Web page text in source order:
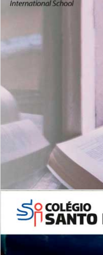
Leituras Literárias
Com
6º AO 9º
Inglês: